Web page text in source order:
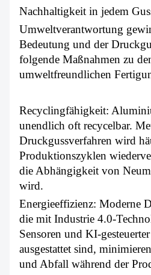
Nachhaltigkeit in jedem
Umweltverantwortung
Bedeutung und der
folgende Maßnahmen zu
umweltfreundlichen
Recyclingfähigkeit:
unendlich oft recycelbar.
Druckgussverfahren wird
Produktionszyklen
die Abhängigkeit von
wird.
Energieeffizienz: Moderne
die mit Industrie 4.0-
Sensoren und KI-
ausgestattet sind,
und Abfall während der